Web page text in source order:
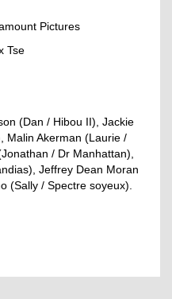
Pictures
Tse
(Dan / Hibou II), Jackie
Malin Akerman (Laurie /
/ Dr Manhattan),
Jeffrey Dean Moran
(Sally / Spectre soyeux).